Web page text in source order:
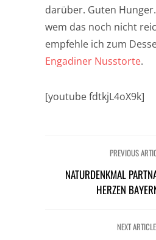
darüber. Guten
wem das noch nicht
empfehle ich zum
Engadiner Nusstorte.
[youtube fdtkjL4oX9k]
PREVIOUS
NATURDENKMAL
HERZEN
NEXT ARTICLE